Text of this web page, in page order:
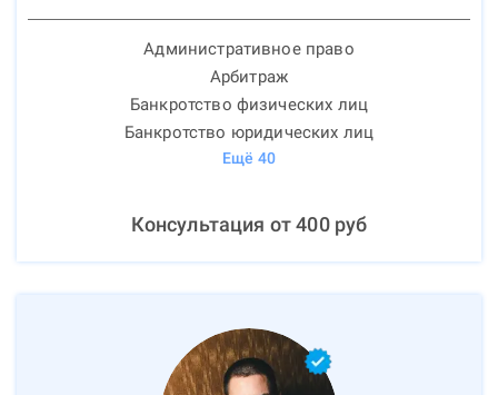
Административное право
Арбитраж
Банкротство физических лиц
Банкротство юридических лиц
Ещё 40
Консультация от400руб